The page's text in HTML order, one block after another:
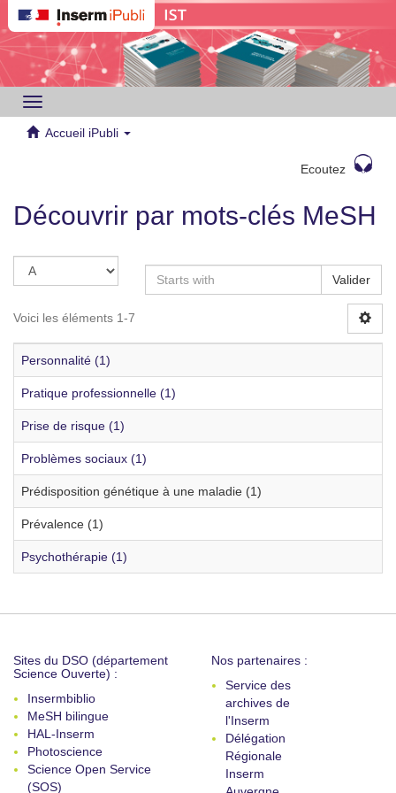
Toggle
navigation
Accueil iPubli
Ecoutez
Découvrir par mots-clés MeSH
Valider
Voici les éléments 1-7
Personnalité (1)
Pratique professionnelle (1)
Prise de risque (1)
Problèmes sociaux (1)
Prédisposition génétique à une maladie (1)
Prévalence (1)
Psychothérapie (1)
Sites du DSO (département
Science Ouverte) :
Insermbiblio
MeSH bilingue
HAL-Inserm
Photoscience
Science Open Service
(SOS)
Nos partenaires :
Service des
archives de
l'Inserm
Délégation
Régionale
Inserm